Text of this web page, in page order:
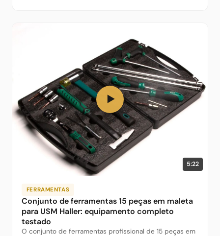
▶
5:22
FERRAMENTAS
Conjunto de ferramentas 15 peças em maleta
para USM Haller: equipamento completo
testado
O conjunto de ferramentas profissional de 15 peças em